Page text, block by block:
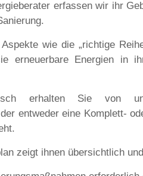
erfassen wir ihr
wie die „richtige
erneuerbare Energien in
erhalten Sie von
entweder eine Komplett-
zeigt ihnen übersichtlich